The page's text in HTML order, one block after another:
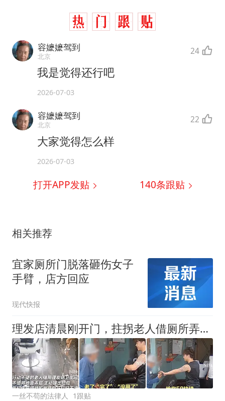
容嬷嬷驾到
北京 24
我是觉得还行吧
2026-07-03
容嬷嬷驾到
北京 22
大家觉得怎么样
2026-07-03
打开APP发贴 140条跟贴
相关推荐
宜家厕所门脱落砸伤女子
手臂，店方回应
现代快报
理发店清晨刚开门，拄拐老人借厕所弄脏地面，掏50元赔偿被00后店员婉拒！老板奖励每人一只鸡一杯奶茶，网友：这波操作暖哭了！
一丝不苟的法律人 1跟贴